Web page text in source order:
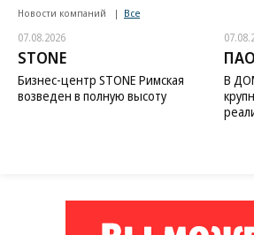
Новости компаний Все
07.08.2026
STONE
Бизнес-центр STONE Римская
возведен в полную высоту
В